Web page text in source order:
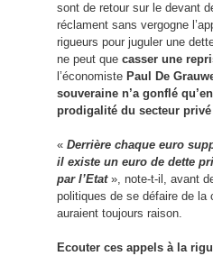
sont de retour sur le devant
réclament sans vergogne
rigueurs pour juguler une
ne peut quecasser une
l’économiste Paul De
souveraine n’a gonflé
prodigalité du secteur
«Derrière chaque euro
il existe un euro de dette
par l’Etat», note-t-il, avant
politiques de se défaire de la
auraient toujours raison.
Ecouter ces appels à la